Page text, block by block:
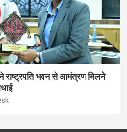
राष्ट्रपति भवन से आमंत्रण मिलने